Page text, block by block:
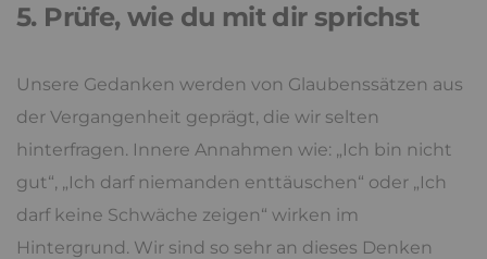
5. Prüfe, wie du mit dir sprichst
Unsere Gedanken werden von Glaubenssätzen aus
der Vergangenheit geprägt, die wir selten
hinterfragen. Innere Annahmen wie: „Ich bin nicht
gut“, „Ich darf niemanden enttäuschen“ oder „Ich
darf keine Schwäche zeigen“ wirken im
Hintergrund. Wir sind so sehr an dieses Denken